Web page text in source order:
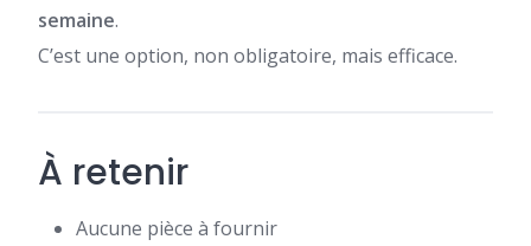
semaine.
C’est une option, non obligatoire, mais efficace.
À retenir
Aucune pièce à fournir